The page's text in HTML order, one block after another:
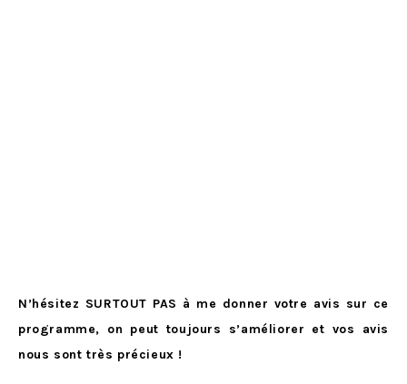
N’hésitez SURTOUT PAS à me donner votre avis sur ce
programme, on peut toujours s’améliorer et vos avis
nous sont très précieux !